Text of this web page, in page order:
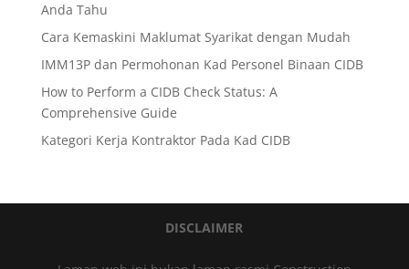
Anda Tahu
Cara Kemaskini Maklumat Syarikat dengan Mudah
IMM13P dan Permohonan Kad Personel Binaan CIDB
How to Perform a CIDB Check Status: A
Comprehensive Guide
Kategori Kerja Kontraktor Pada Kad CIDB
DISCLAIMER